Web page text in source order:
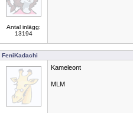
Antal inlägg:
13194
FeniKadachi
Kameleont
MLM